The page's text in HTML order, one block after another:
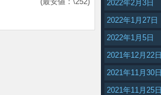
2022年2月3日
2022年1月27日
2022年1月5日
2021年12月22日
2021年11月30日
2021年11月25日